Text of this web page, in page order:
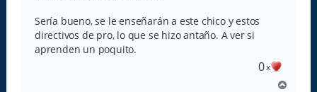
Sería bueno, se le enseñarán a este chico y estos
directivos de pro, lo que se hizo antaño. A ver si
aprenden un poquito.
0x